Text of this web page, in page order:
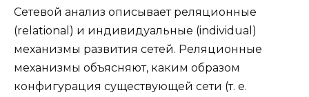
Сетевой анализ описывает реляционные
(relational) и индивидуальные (individual)
механизмы развития сетей. Реляционные
механизмы объясняют, каким образом
конфигурация существующей сети (т. е.